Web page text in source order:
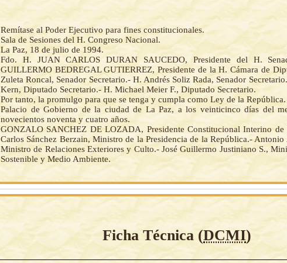
Remítase al Poder Ejecutivo para fines constitucionales.
Sala de Sesiones del H. Congreso Nacional.
La Paz, 18 de julio de 1994.
Fdo. H. JUAN CARLOS DURAN SAUCEDO, Presidente del H.
GUILLERMO BEDREGAL GUTIERREZ, Presidente de la H. Cámara de
Zuleta Roncal, Senador Secretario.- H. Andrés Soliz Rada, Senador
Kern, Diputado Secretario.- H. Michael Meier F., Diputado Secretario.
Por tanto, la promulgo para que se tenga y cumpla como Ley de la República.
Palacio de Gobierno de la ciudad de La Paz, a los veinticinco días del
novecientos noventa y cuatro años.
GONZALO SANCHEZ DE LOZADA, Presidente Constitucional Interino de
Carlos Sánchez Berzain, Ministro de la Presidencia de la República.-
Ministro de Relaciones Exteriores y Culto.- José Guillermo Justiniano S.,
Sostenible y Medio Ambiente.
Ficha Técnica (DCMI)